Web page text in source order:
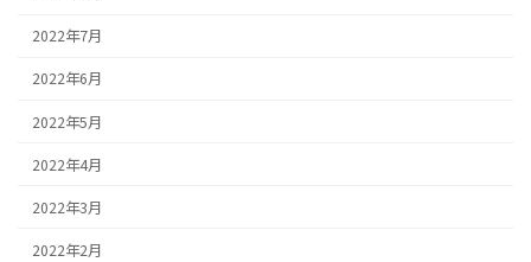
2022年7月
2022年6月
2022年5月
2022年4月
2022年3月
2022年2月